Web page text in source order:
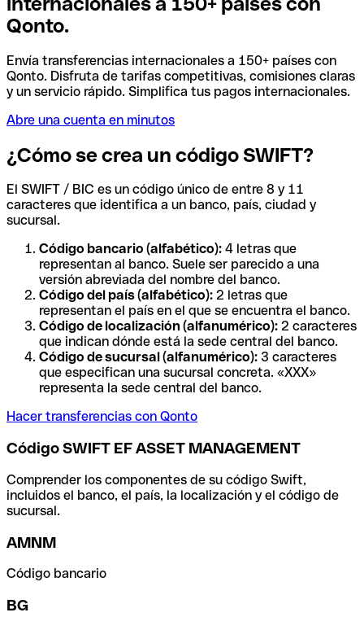
Qonto.
Envía transferencias internacionales a 150+ países con
Qonto. Disfruta de tarifas competitivas, comisiones claras
y un servicio rápido. Simplifica tus pagos internacionales.
Abre una cuenta en minutos
¿Cómo se crea un código SWIFT?
El SWIFT / BIC es un código único de entre 8 y 11
caracteres que identifica a un banco, país, ciudad y
sucursal.
Código bancario (alfabético): 4 letras que
representan al banco. Suele ser parecido a una
versión abreviada del nombre del banco.
Código del país (alfabético): 2 letras que
representan el país en el que se encuentra el banco.
Código de localización (alfanumérico): 2 caracteres
que indican dónde está la sede central del banco.
Código de sucursal (alfanumérico): 3 caracteres
que especifican una sucursal concreta. «XXX»
representa la sede central del banco.
Hacer transferencias con Qonto
Código SWIFT EF ASSET MANAGEMENT
Comprender los componentes de su código Swift,
incluidos el banco, el país, la localización y el código de
sucursal.
AMNM
Código bancario
BG